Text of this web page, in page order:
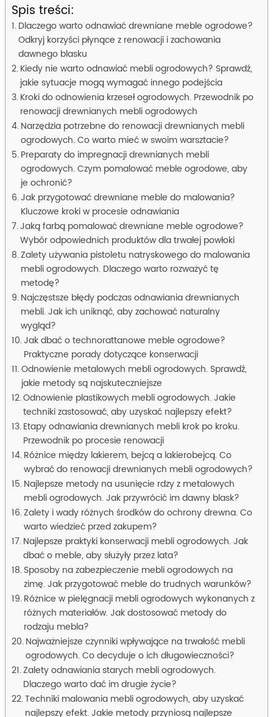
Spis treści:
Dlaczego warto odnawiać drewniane meble ogrodowe?
Odkryj korzyści płynące z renowacji i zachowania
dawnego blasku
Kiedy nie warto odnawiać mebli ogrodowych? Sprawdź,
jakie sytuacje mogą wymagać innego podejścia
Kroki do odnowienia krzeseł ogrodowych. Przewodnik po
renowacji drewnianych mebli ogrodowych
Narzędzia potrzebne do renowacji drewnianych mebli
ogrodowych. Co warto mieć w swoim warsztacie?
Preparaty do impregnacji drewnianych mebli
ogrodowych. Czym pomalować meble ogrodowe, aby
je ochronić?
Jak przygotować drewniane meble do malowania?
Kluczowe kroki w procesie odnawiania
Jaką farbą pomalować drewniane meble ogrodowe?
Wybór odpowiednich produktów dla trwałej powłoki
Zalety używania pistoletu natryskowego do malowania
mebli ogrodowych. Dlaczego warto rozważyć tę
metodę?
Najczęstsze błędy podczas odnawiania drewnianych
mebli. Jak ich uniknąć, aby zachować naturalny
wygląd?
Jak dbać o technorattanowe meble ogrodowe?
Praktyczne porady dotyczące konserwacji
Odnowienie metalowych mebli ogrodowych. Sprawdź,
jakie metody są najskuteczniejsze
Odnowienie plastikowych mebli ogrodowych. Jakie
techniki zastosować, aby uzyskać najlepszy efekt?
Etapy odnawiania drewnianych mebli krok po kroku.
Przewodnik po procesie renowacji
Różnice między lakierem, bejcą a lakierobejcą. Co
wybrać do renowacji drewnianych mebli ogrodowych?
Najlepsze metody na usunięcie rdzy z metalowych
mebli ogrodowych. Jak przywrócić im dawny blask?
Zalety i wady różnych środków do ochrony drewna. Co
warto wiedzieć przed zakupem?
Najlepsze praktyki konserwacji mebli ogrodowych. Jak
dbać o meble, aby służyły przez lata?
Sposoby na zabezpieczenie mebli ogrodowych na
zimę. Jak przygotować meble do trudnych warunków?
Różnice w pielęgnacji mebli ogrodowych wykonanych z
różnych materiałów. Jak dostosować metody do
rodzaju mebla?
Najważniejsze czynniki wpływające na trwałość mebli
ogrodowych. Co decyduje o ich długowieczności?
Zalety odnawiania starych mebli ogrodowych.
Dlaczego warto dać im drugie życie?
Techniki malowania mebli ogrodowych, aby uzyskać
najlepszy efekt. Jakie metody przyniosą najlepsze